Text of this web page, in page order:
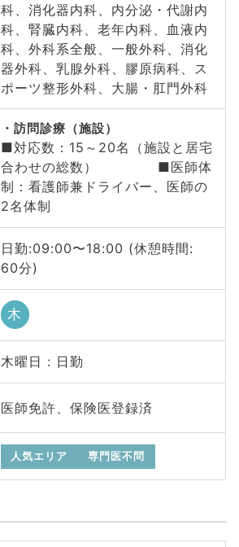
科、消化器内科、内分泌・代謝内
科、腎臓内科、老年内科、血液内
科、外科系全般、一般外科、消化
器外科、乳腺外科、膠原病科、ス
ポーツ整形外科、大腸・肛門外科
訪問診療（施設）
■対応数：15～20名（施設と居宅
合わせの総数） ■医師体
制：看護師兼ドライバー、医師の
2名体制
日勤:09:00〜18:00 (休憩時間:
60分)
木
木曜日 : 日勤
医師免許、保険医登録済
人気エリア 専門医不問